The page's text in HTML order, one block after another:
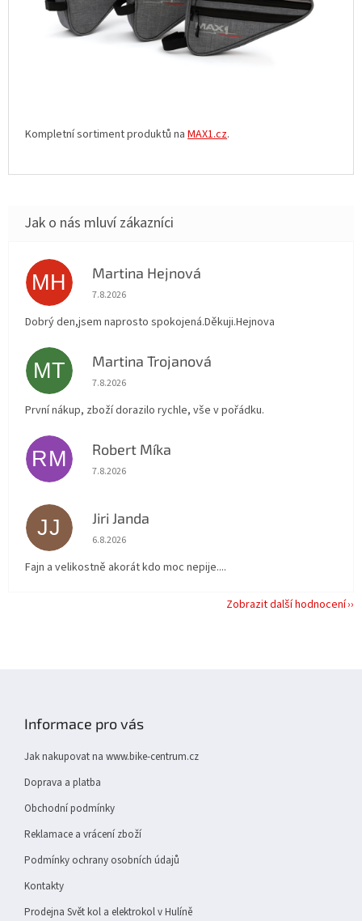
Kompletní sortiment produktů na MAX1.cz.
MH Martina Hejnová
Hodnocení obchodu je 5 z 5 hvězdiček.
7.8.2026
Dobrý den,jsem naprosto spokojená.Děkuji.Hejnova
MT Martina Trojanová
Hodnocení obchodu je 5 z 5 hvězdiček.
7.8.2026
První nákup, zboží dorazilo rychle, vše v pořádku.
RM Robert Míka
Hodnocení obchodu je 5 z 5 hvězdiček.
7.8.2026
JJ Jiri Janda
Hodnocení obchodu je 5 z 5 hvězdiček.
6.8.2026
Fajn a velikostně akorát kdo moc nepije....
Zobrazit další hodnocení
Informace pro vás
Jak nakupovat na www.bike-centrum.cz
Doprava a platba
Obchodní podmínky
Reklamace a vrácení zboží
Podmínky ochrany osobních údajů
Kontakty
Prodejna Svět kol a elektrokol v Hulíně